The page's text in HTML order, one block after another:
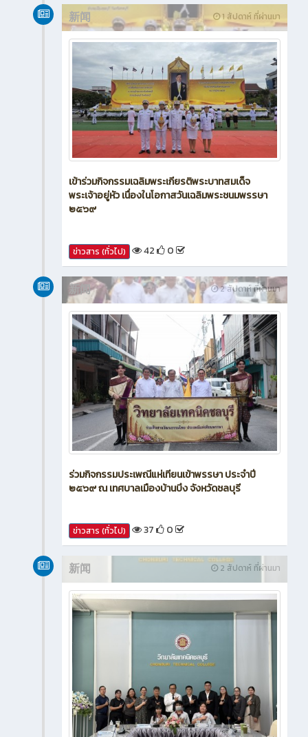
1 สัปดาห์ ที่ผ่านมา
新闻
เข้าร่วมกิจกรรมเฉลิมพระเกียรติพระบาทสมเด็จ
พระเจ้าอยู่หัว เนื่องในโอกาสวันเฉลิมพระชนมพรรษา
๒๕๖๙
ข่าวสาร (ทั่วไป) 42 0
2 สัปดาห์ ที่ผ่านมา
新闻
ร่วมกิจกรรมประเพณีแห่เทียนเข้าพรรษา ประจำปี
๒๕๖๙ ณ เทศบาลเมืองบ้านบึง จังหวัดชลบุรี
ข่าวสาร (ทั่วไป) 37 0
2 สัปดาห์ ที่ผ่านมา
新闻